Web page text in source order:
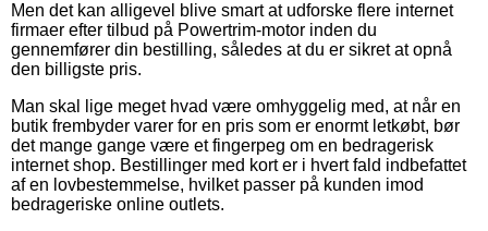
Men det kan alligevel blive smart at udforske flere internet
firmaer efter tilbud på Powertrim-motor inden du
gennemfører din bestilling, således at du er sikret at opnå
den billigste pris.
Man skal lige meget hvad være omhyggelig med, at når en
butik frembyder varer for en pris som er enormt letkøbt, bør
det mange gange være et fingerpeg om en bedragerisk
internet shop. Bestillinger med kort er i hvert fald indbefattet
af en lovbestemmelse, hvilket passer på kunden imod
bedrageriske online outlets.